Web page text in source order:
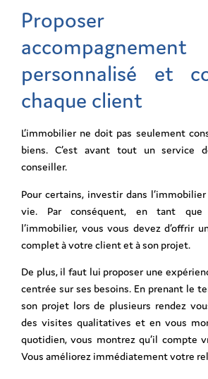
accompagnement
personnalisé et
chaque client
L’immobilier ne doit pas seulement
biens. C’est avant tout un service
conseiller.
Pour certains, investir dans
vie. Par conséquent, en tant que
l’immobilier, vous vous devez d’offrir
complet à votre client et à son projet.
De plus, il faut lui proposer une
centrée sur ses besoins. En prenant le
son projet lors de plusieurs rendez
des visites qualitatives et en vous
quotidien, vous montrez qu’il compte
Vous améliorez immédiatement votre